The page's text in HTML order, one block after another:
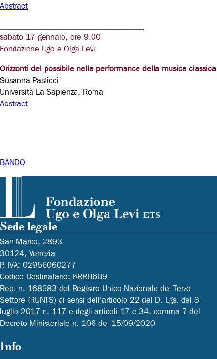
Abstract
sabato 17 gennaio, ore 9.00
Fondazione Ugo e Olga Levi
Orizzonti del possibile nella performance della musica classica
Susanna Pasticci
Università La Sapienza, Roma
Abstract
BANDO
Sede legale
San Marco, 2893
30124, Venezia
P. IVA: 02956060277
Codice Destinatario: KRRH6B9
Rep. n. 168383 del Registro Unico Nazionale del Terzo
Settore (RUNTS) ai sensi dell’articolo 22 del D. Lgs. del 3
luglio 2017 n. 117 e degli articoli 17 e 34, comma 7 del
Decreto Ministeriale n. 106 del 15/09/2020
Info